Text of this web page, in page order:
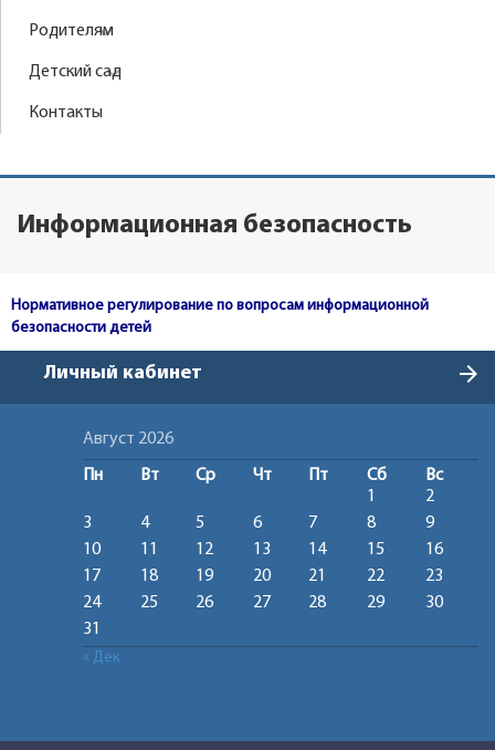
Родителям
Детский сад
Контакты
Информационная безопасность
Нормативное регулирование по вопросам информационной
безопасности детей
Личный кабинет arrow_forward
Август 2026
Пн Вт Ср Чт Пт Сб
Вс
1
2
3
4 5 6 7 8
9
10
11 12 13 14 15
16
17
18 19 20 21 22
23
24
25 26 27 28 29
30
31
« Дек